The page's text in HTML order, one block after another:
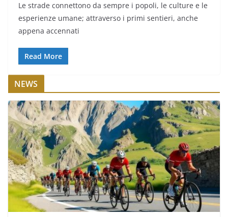
Le strade connettono da sempre i popoli, le culture e le
esperienze umane; attraverso i primi sentieri, anche
appena accennati
Read More
NEWS